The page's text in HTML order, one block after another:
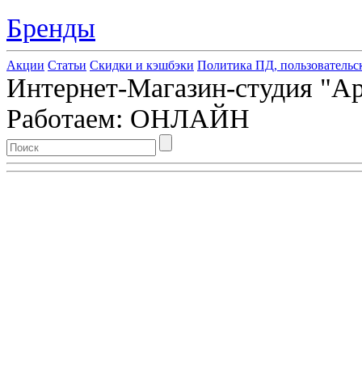
Бренды
Акции Статьи Скидки и кэшбэки Политика ПД,
Интернет-Магазин-студия
Работаем: ОНЛАЙН